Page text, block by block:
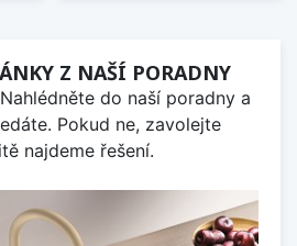
Z NAŠÍ PORADNY
do naší poradny a
Pokud ne, zavolejte
najdeme řešení.